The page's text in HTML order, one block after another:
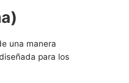
una manera
para los